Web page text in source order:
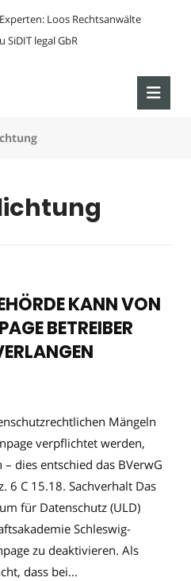
Loos Rechtsanwälte
SiDIT legal GbR
KANN VON
BETREIBER
Mängeln
verpflichtet werden,
dies entschied das BVerwG
6 C 15.18. Sachverhalt Das
für Datenschutz (ULD)
Schleswig-
zu deaktivieren. Als
dass bei...